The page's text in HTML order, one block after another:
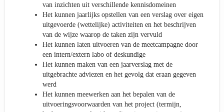
van inzichten uit verschillende kennisdomeinen
Het kunnen jaarlijks opstellen van een verslag over eigen
uitgevoerde (wettelijke) activiteiten en het beschrijven
van de wijze waarop de taken zijn vervuld
Het kunnen laten uitvoeren van de meetcampagne door
een intern/extern labo of deskundige
Het kunnen maken van een jaarverslag met de
uitgebrachte adviezen en het gevolg dat eraan gegeven
werd
Het kunnen meewerken aan het bepalen van de
uitvoeringsvoorwaarden van het project (termijn,